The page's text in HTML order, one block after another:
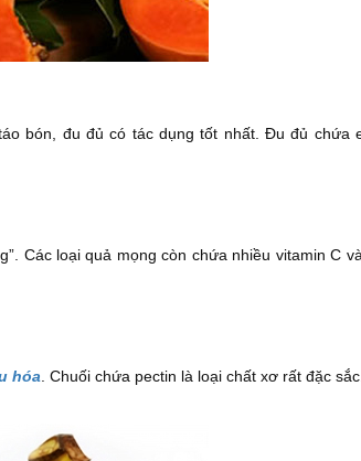
bón, đu đủ có tác dụng tốt nhất. Đu đủ chứa
Các loại quả mọng còn chứa nhiều vitamin C
hóa . Chuối chứa pectin là loại chất xơ rất đặc sắc.